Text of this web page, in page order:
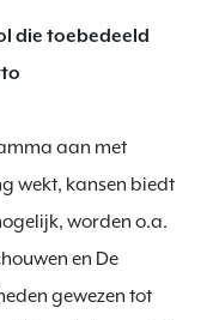
die toebedeeld
aan met
wekt, kansen biedt
worden o.a.
en De
gewezen tot